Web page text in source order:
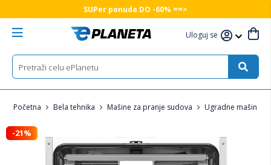
SUPer ponuda DO -60% ==>
Uloguj se
Početna Bela tehnika Mašine za pranje sudova Ugradne mašine
-21%